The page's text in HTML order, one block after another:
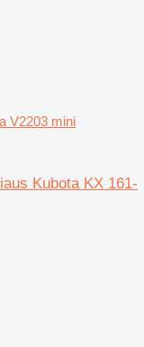
V2203 mini
Kubota KX 161-